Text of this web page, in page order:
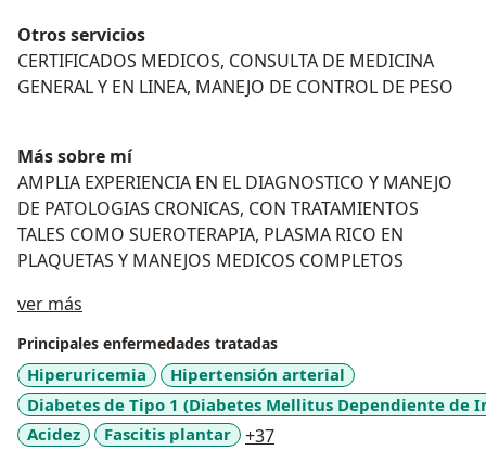
Otros servicios
CERTIFICADOS MEDICOS, CONSULTA DE MEDICINA
GENERAL Y EN LINEA, MANEJO DE CONTROL DE PESO
Más sobre mí
AMPLIA EXPERIENCIA EN EL DIAGNOSTICO Y MANEJO
DE PATOLOGIAS CRONICAS, CON TRATAMIENTOS
TALES COMO SUEROTERAPIA, PLASMA RICO EN
PLAQUETAS Y MANEJOS MEDICOS COMPLETOS
ver más
Principales enfermedades tratadas
Hiperuricemia
Hipertensión arterial
Diabetes de Tipo 1 (Diabetes Mellitus Dependiente de
Acidez
Fascitis plantar +37a11y_sr_more_diseases